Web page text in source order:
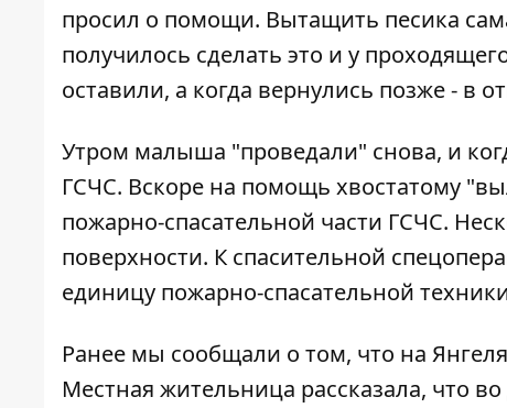
просил о помощи. Вытащить песика
получилось сделать это и у
оставили, а когда вернулись позже - в
Утром малыша "проведали" снова, и
ГСЧС. Вскоре на помощь хвостатому
пожарно-спасательной части ГСЧС.
поверхности. К спасительной
единицу пожарно-спасательной
Ранее мы сообщали о том, что на
Местная жительница рассказала, что